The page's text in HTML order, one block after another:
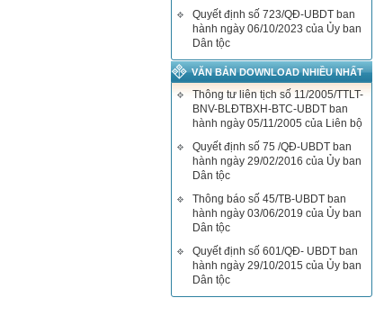
Quyết định số 723/QĐ-UBDT ban
hành ngày 06/10/2023 của Ủy ban
Dân tộc
VĂN BẢN DOWNLOAD NHIỀU NHẤT
Thông tư liên tịch số 11/2005/TTLT-
BNV-BLĐTBXH-BTC-UBDT ban
hành ngày 05/11/2005 của Liên bộ
Quyết định số 75 /QĐ-UBDT ban
hành ngày 29/02/2016 của Ủy ban
Dân tộc
Thông báo số 45/TB-UBDT ban
hành ngày 03/06/2019 của Ủy ban
Dân tộc
Quyết định số 601/QĐ- UBDT ban
hành ngày 29/10/2015 của Ủy ban
Dân tộc